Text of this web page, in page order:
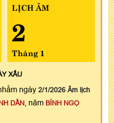
LỊCH ÂM
2
Tháng 1
XẤU
ngày 2/1/2026 Âm lịch
DẦN , năm BÍNH NGỌ